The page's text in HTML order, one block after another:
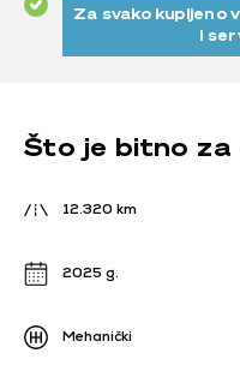
Za svako kupljeno
i
Što je bitno za
12.320 km
2025 g.
Mehanički